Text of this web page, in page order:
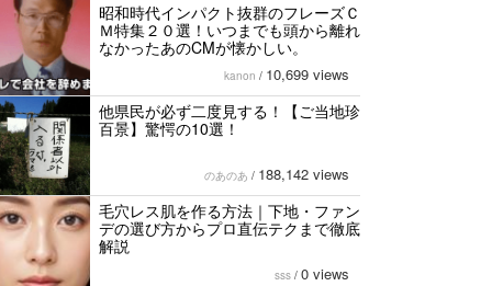
昭和時代インパクト抜群のフレーズＣ
Ｍ特集２０選！いつまでも頭から離れ
なかったあのCMが懐かしい。
kanon / 10,699 views
他県民が必ず二度見する！【ご当地珍
百景】驚愕の10選！
のあのあ / 188,142 views
毛穴レス肌を作る方法｜下地・ファン
デの選び方からプロ直伝テクまで徹底
解説
sss / 0 views